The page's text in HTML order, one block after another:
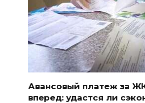
Авансовый платеж за
вперед: удастся ли